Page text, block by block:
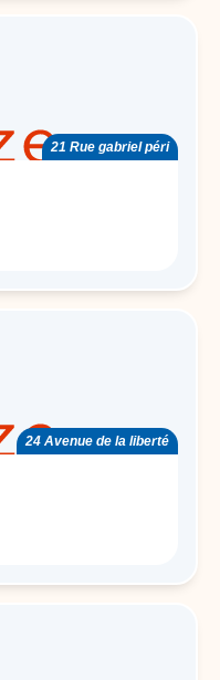
21 Rue gabriel péri
24 Avenue de la liberté